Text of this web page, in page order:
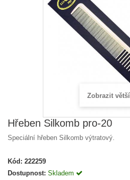
Zobrazit větší
Hřeben Silkomb pro-20
Speciální hřeben Silkomb výtratový.
Kód: 222259
Dostupnost: Skladem